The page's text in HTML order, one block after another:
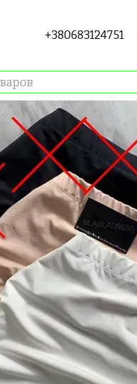
+380683124751